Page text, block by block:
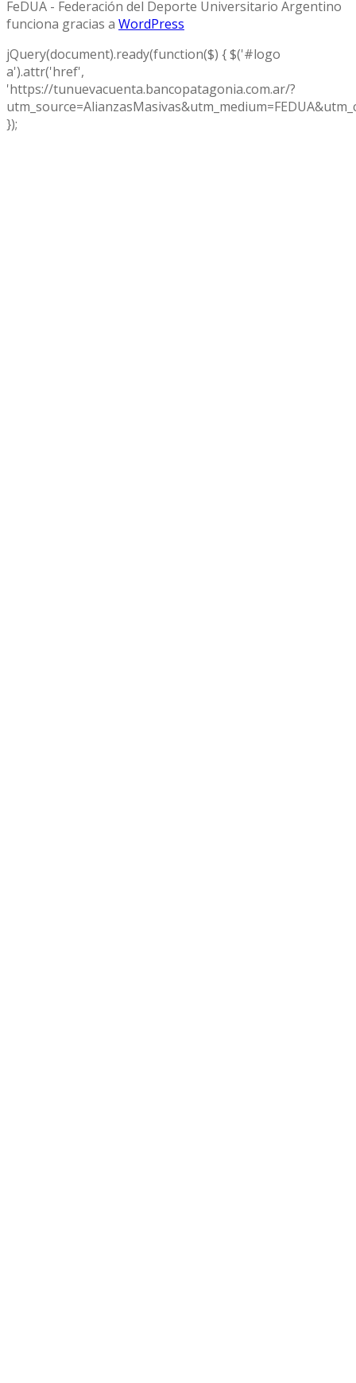
FeDUA - Federación del Deporte Universitario Argentino
funciona gracias a WordPress
jQuery(document).ready(function($) { $('#logo
a').attr('href',
'https://tunuevacuenta.bancopatagonia.com.ar/?
});